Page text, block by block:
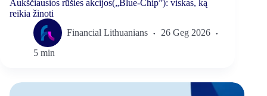
Aukščiausios rūšies akcijos(„Blue-Chip”): viskas, ką
reikia žinoti
Financial Lithuanians
26 Geg 2026
5 min